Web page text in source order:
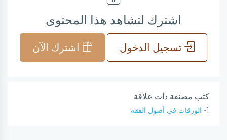
اشترك لتشاهد هذا المحتوى
تسجيل الدخول اشترك الآن
كتب مصنفة ذات علاقة
1- الورقات في أصول الفقه